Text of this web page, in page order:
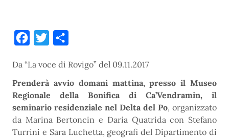
Facebook
Twitter
Da “La voce di Rovigo” del 09.11.2017
Prenderà avvio domani mattina, presso il Museo
Regionale della Bonifica di Ca’Vendramin, il
seminario residenziale nel Delta del Po, organizzato
da Marina Bertoncin e Daria Quatrida con Stefano
Turrini e Sara Luchetta, geografi del Dipartimento di